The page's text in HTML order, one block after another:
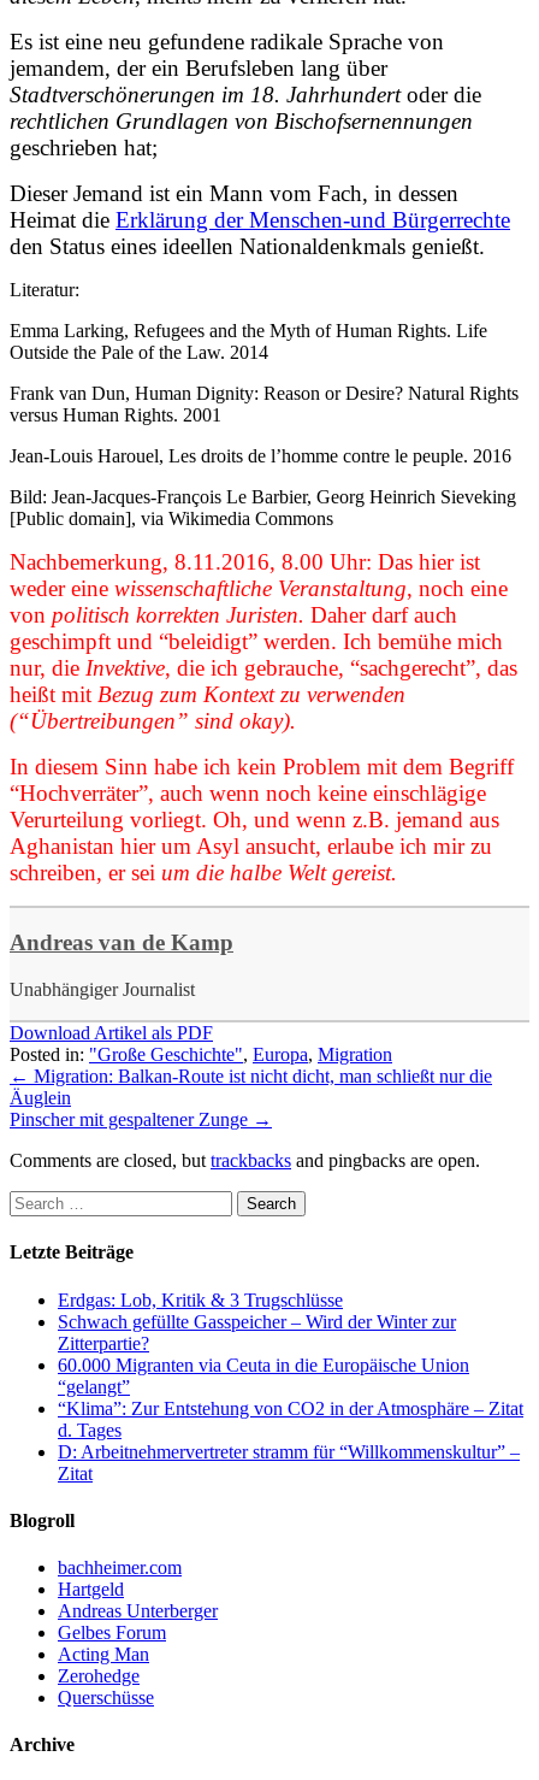
Es ist eine neu gefundene radikale Sprache von
jemandem, der ein Berufsleben lang über
Stadtverschönerungen im 18. Jahrhundertoder die
rechtlichen Grundlagen von Bischofsernennungen
geschrieben hat;
Dieser Jemand ist ein Mann vom Fach, in dessen
Heimat die Erklärung der Menschen-und Bürgerrechte
den Status eines ideellen Nationaldenkmals genießt.
Literatur:
Emma Larking, Refugees and the Myth of Human Rights. Life
Outside the Pale of the Law. 2014
Frank van Dun, Human Dignity: Reason or Desire? Natural Rights
versus Human Rights. 2001
Jean-Louis Harouel, Les droits de l’homme contre le peuple. 2016
Bild: Jean-Jacques-François Le Barbier, Georg Heinrich Sieveking
[Public domain], via Wikimedia Commons
Nachbemerkung, 8.11.2016, 8.00 Uhr: Das hier ist
weder eine wissenschaftliche Veranstaltung, noch eine
von politisch korrekten Juristen. Daher darf auch
geschimpft und “beleidigt” werden. Ich bemühe mich
nur, die Invektive, die ich gebrauche, “sachgerecht”, das
heißt mit Bezug zum Kontext zu verwenden
(“Übertreibungen” sind okay).
In diesem Sinn habe ich kein Problem mit dem Begriff
“Hochverräter”, auch wenn noch keine einschlägige
Verurteilung vorliegt. Oh, und wenn z.B. jemand aus
Aghanistan hier um Asyl ansucht, erlaube ich mir zu
schreiben, er sei um die halbe Welt gereist.
Andreas van de Kamp
Unabhängiger Journalist
Download Artikel als PDF
Posted in: "Große Geschichte", Europa, Migration
← Migration: Balkan-Route ist nicht dicht, man schließt nur die
Äuglein
Pinscher mit gespaltener Zunge →
Comments are closed, but trackbacks and pingbacks are open.
Letzte Beiträge
Erdgas: Lob, Kritik & 3 Trugschlüsse
Schwach gefüllte Gasspeicher – Wird der Winter zur
Zitterpartie?
60.000 Migranten via Ceuta in die Europäische Union
“gelangt”
“Klima”: Zur Entstehung von CO2 in der Atmosphäre – Zitat
d. Tages
D: Arbeitnehmervertreter stramm für “Willkommenskultur” –
Zitat
Blogroll
bachheimer.com
Hartgeld
Andreas Unterberger
Gelbes Forum
Acting Man
Zerohedge
Querschüsse
Archive